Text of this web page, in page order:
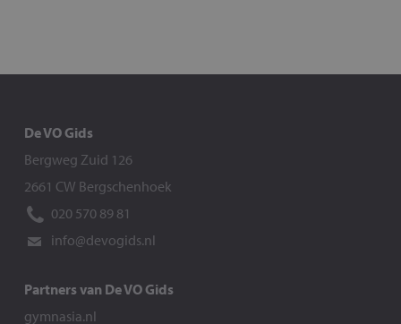
De VO Gids
Bergweg Zuid 126
2661 CW Bergschenhoek
020 570 89 81
info@devogids.nl
Partners van De VO Gids
gymnasia.nl